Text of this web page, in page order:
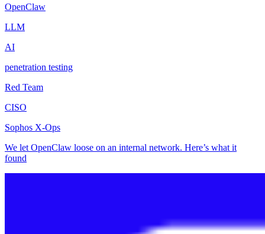
OpenClaw
LLM
AI
penetration testing
Red Team
CISO
Sophos X-Ops
We let OpenClaw loose on an internal network. Here’s what it
found